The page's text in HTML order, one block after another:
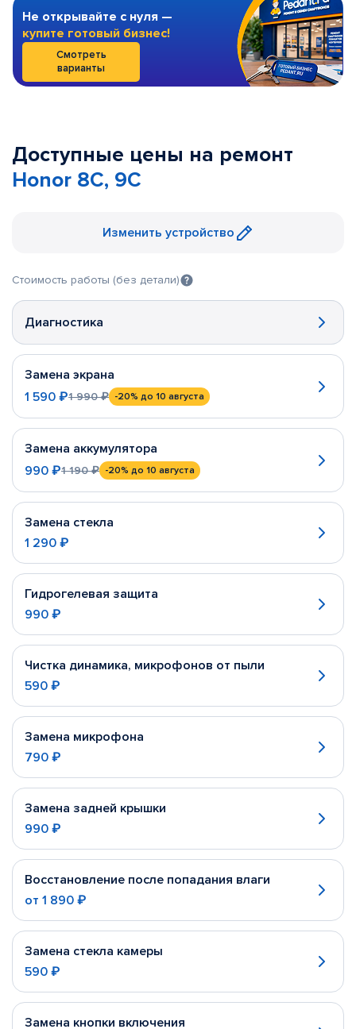
Не открывайте с нуля —
купите готовый бизнес!
Смотреть
варианты
Доступные цены на ремонт
Honor 8C, 9C
Изменить устройство
Стоимость работы (без детали)
Диагностика
Замена экрана
1 590 ₽1 990 ₽ -20% до 10 августа
Замена аккумулятора
990 ₽1 190 ₽ -20% до 10 августа
Замена стекла
1 290 ₽
Гидрогелевая защита
990 ₽
Чистка динамика, микрофонов от пыли
590 ₽
Замена микрофона
790 ₽
Замена задней крышки
990 ₽
Восстановление после попадания влаги
от 1 890 ₽
Замена стекла камеры
590 ₽
Замена кнопки включения